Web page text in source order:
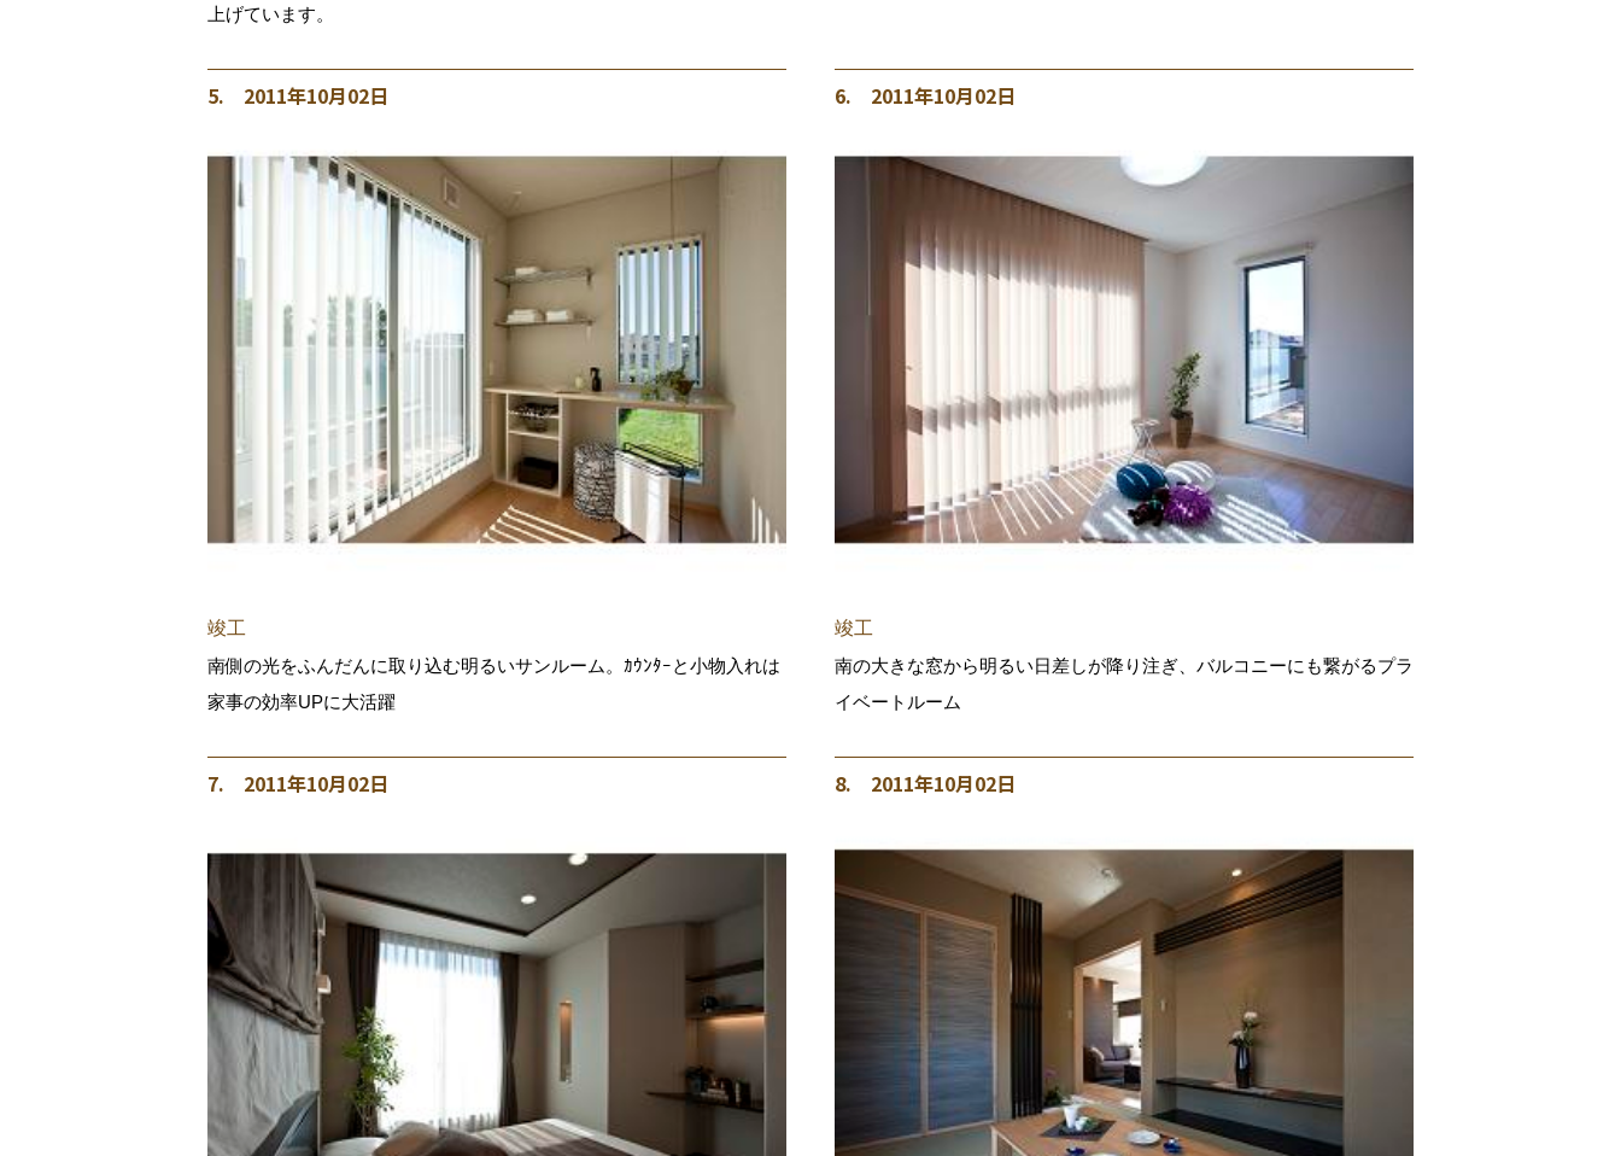
上げています。
5. 2011年10月02日
竣工
南側の光をふんだんに取り込む明るいサンルーム。ｶｳﾝﾀｰと小物入れは
家事の効率UPに大活躍
6. 2011年10月02日
竣工
南の大きな窓から明るい日差しが降り注ぎ、バルコニーにも繋がるプラ
イベートルーム
7. 2011年10月02日 8. 2011年10月02日